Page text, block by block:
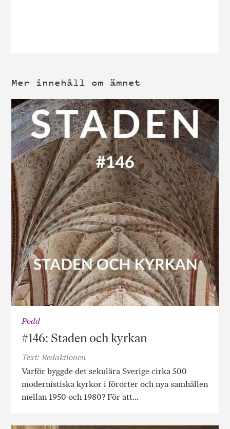
Mer innehåll om ämnet
Podd
#146: Staden och kyrkan
Text: Redaktionen
Varför byggde det sekulära Sverige cirka 500
modernistiska kyrkor i förorter och nya samhällen
mellan 1950 och 1980? För att…